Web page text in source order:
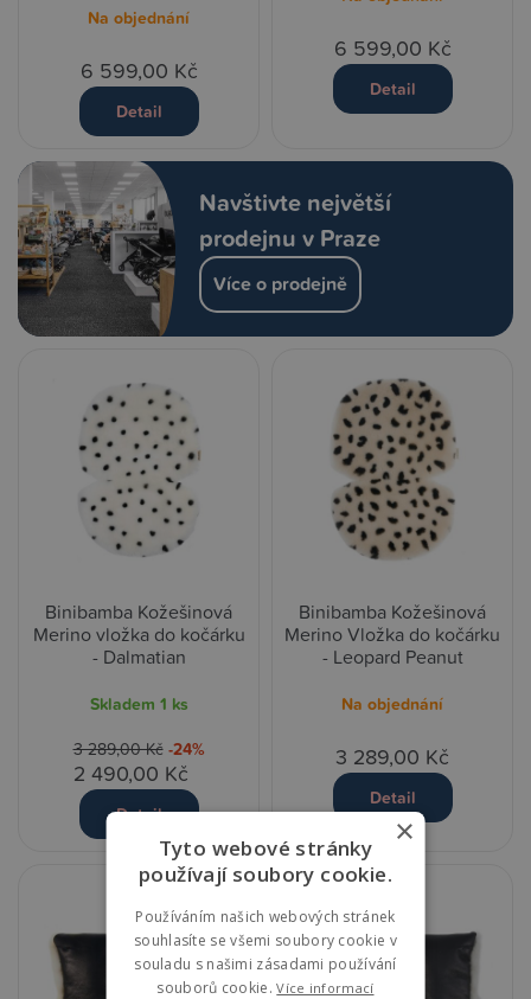
Navštivte největší
prodejnu v Praze
Více o prodejně
Na objednání
6 599,00 Kč
Detail
6 599,00 Kč
Detail
Binibamba Kožešinová
Merino vložka do kočárku
- Dalmatian
Skladem 1 ks
3 289,00 Kč -24%
2 490,00 Kč
Detail
Binibamba Kožešinová
Merino Vložka do kočárku
- Leopard Peanut
Na objednání
3 289,00 Kč
Detail
×
Tyto webové stránky
používají soubory cookie.
Používáním našich webových stránek
souhlasíte se všemi soubory cookie v
souladu s našimi zásadami používání
souborů cookie.Více informací